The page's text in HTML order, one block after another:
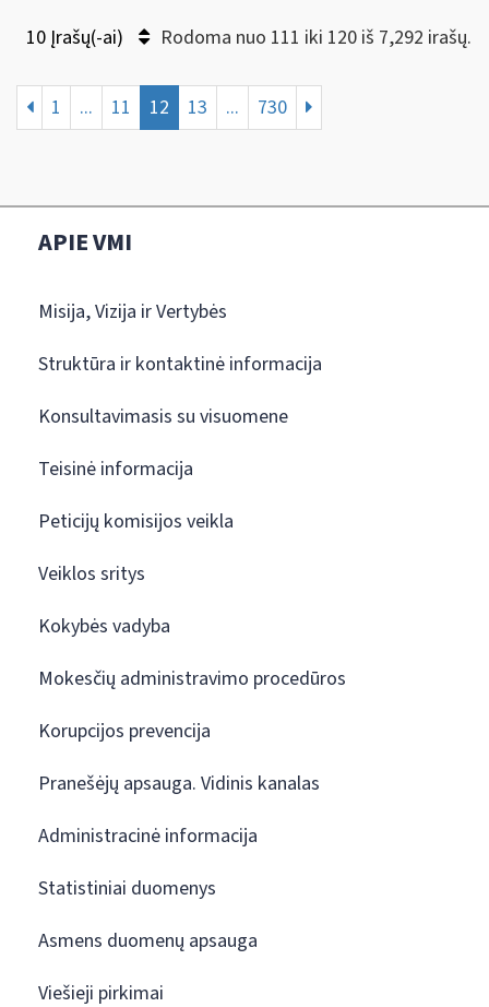
10 Įrašų(-ai) Rodoma nuo 111 iki 120 iš 7,292 irašų.
1 ... 11 12 13 ... 730
APIE VMI
Misija, Vizija ir Vertybės
Struktūra ir kontaktinė informacija
Konsultavimasis su visuomene
Teisinė informacija
Peticijų komisijos veikla
Veiklos sritys
Kokybės vadyba
Mokesčių administravimo procedūros
Korupcijos prevencija
Pranešėjų apsauga. Vidinis kanalas
Administracinė informacija
Statistiniai duomenys
Asmens duomenų apsauga
Viešieji pirkimai